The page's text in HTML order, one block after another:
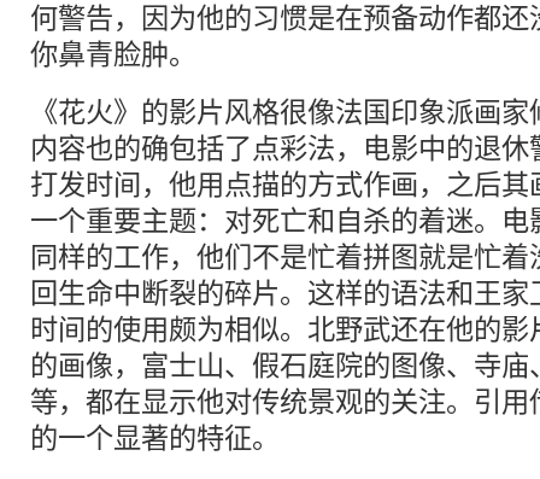
何警告，因为他的习惯是在预备动作都
你鼻青脸肿。
《花火》的影片风格很像法国印象派画家
内容也的确包括了点彩法，电影中的退
打发时间，他用点描的方式作画，之后
一个重要主题：对死亡和自杀的着迷。
同样的工作，他们不是忙着拼图就是忙
回生命中断裂的碎片。这样的语法和王
时间的使用颇为相似。北野武还在他的
的画像，富士山、假石庭院的图像、寺
等，都在显示他对传统景观的关注。引
的一个显著的特征。